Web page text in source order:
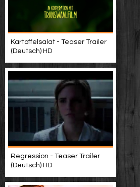
Kartoffelsalat - Teaser Trailer
(Deutsch) HD
Regression - Teaser Trailer
(Deutsch) HD